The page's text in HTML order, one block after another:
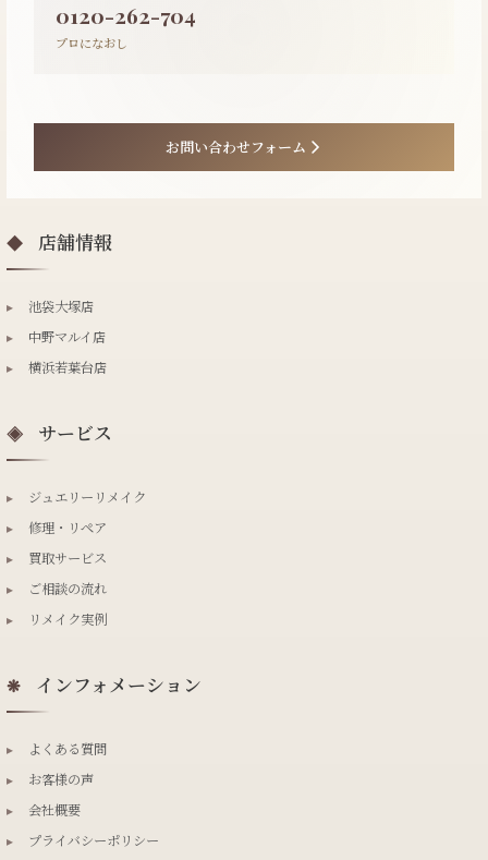
0120-262-704
プロになおし
お問い合わせフォーム
◆ 店舗情報
▸
池袋大塚店
▸
中野マルイ店
▸
横浜若葉台店
◈ サービス
▸
ジュエリーリメイク
▸
修理・リペア
▸
買取サービス
▸
ご相談の流れ
▸
リメイク実例
❋ インフォメーション
▸
よくある質問
▸
お客様の声
▸
会社概要
▸
プライバシーポリシー